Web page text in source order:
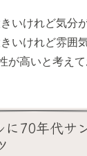
いけれど気分
いけれど雰囲
が高いと考え
に70年代サ